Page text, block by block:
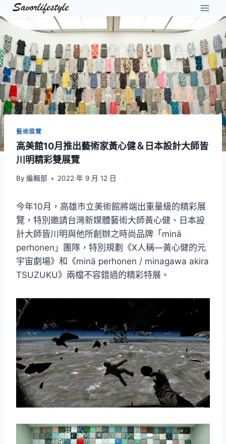
Skip
to
content
藝術展覽
高美館10月推出藝術家黃心健＆日本設計大師皆
川明精彩雙展覽
By 編輯部 2022 年 9 月 12 日
今年10月，高雄市立美術館將端出重量級的精彩展
覽，特別邀請台灣新媒體藝術大師黃心健、日本設
計大師皆川明與他所創辦之時尚品牌「minä
perhonen」團隊，特別規劃《X人稱—黃心健的元
宇宙劇場》和《minä perhonen / minagawa akira
TSUZUKU》兩檔不容錯過的精彩特展。